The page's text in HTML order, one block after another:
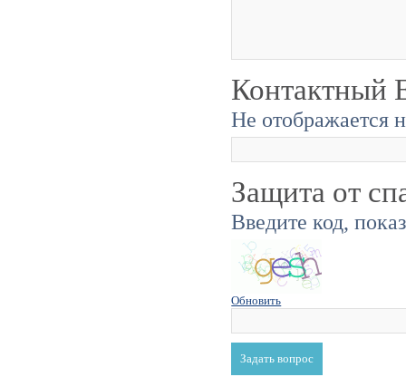
Контактный
Не отображается
Защита от
Введите код,
Обновить